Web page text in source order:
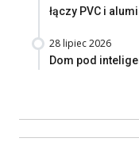
łączy PVC i
28 lipiec 2026
Dom pod